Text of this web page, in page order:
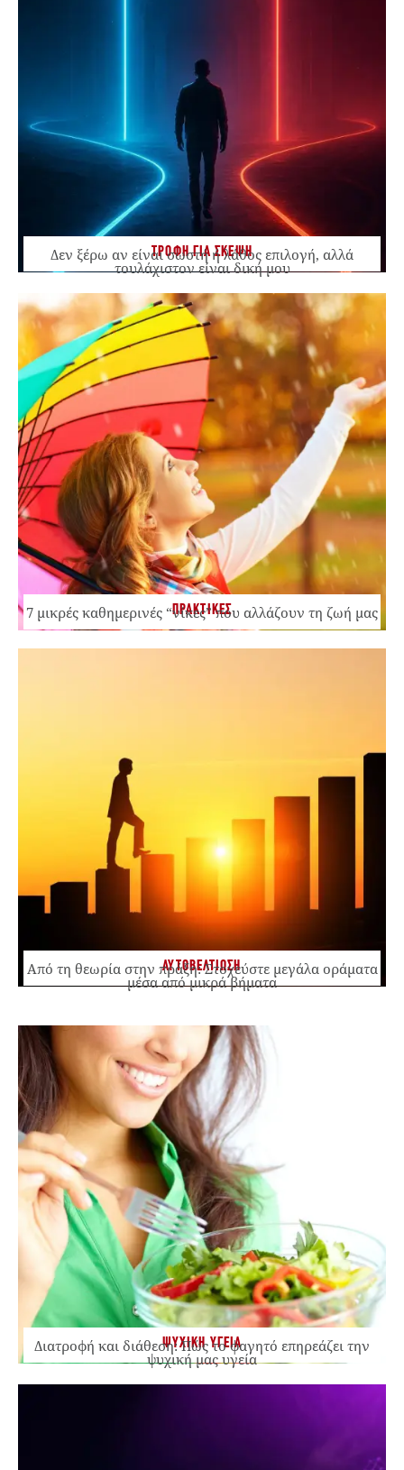
ΤΡΟΦΗ ΓΙΑ ΣΚΕΨΗ
Δεν ξέρω αν είναι σωστή ή λάθος επιλογή, αλλά
τουλάχιστον είναι δική μου
ΠΡΑΚΤΙΚΕΣ
7 μικρές καθημερινές “νίκες” που αλλάζουν τη ζωή μας
ΑΥΤΟΒΕΛΤΙΩΣΗ
Από τη θεωρία στην πράξη: Στοχεύστε μεγάλα οράματα
μέσα από μικρά βήματα
ΨΥΧΙΚΗ ΥΓΕΙΑ
Διατροφή και διάθεση: Πώς το φαγητό επηρεάζει την
ψυχική μας υγεία